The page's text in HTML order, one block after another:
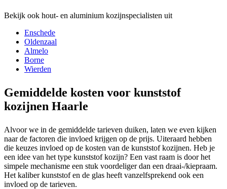
Bekijk ook hout- en aluminium kozijnspecialisten uit
Enschede
Oldenzaal
Almelo
Borne
Wierden
Gemiddelde kosten voor kunststof
kozijnen Haarle
Alvoor we in de gemiddelde tarieven duiken, laten we even kijken
naar de factoren die invloed krijgen op de prijs. Uiteraard hebben
die keuzes invloed op de kosten van de kunststof kozijnen. Heb je
een idee van het type kunststof kozijn? Een vast raam is door het
simpele mechanisme een stuk voordeliger dan een draai-/kiepraam.
Het kaliber kunststof en de glas heeft vanzelfsprekend ook een
invloed op de tarieven.